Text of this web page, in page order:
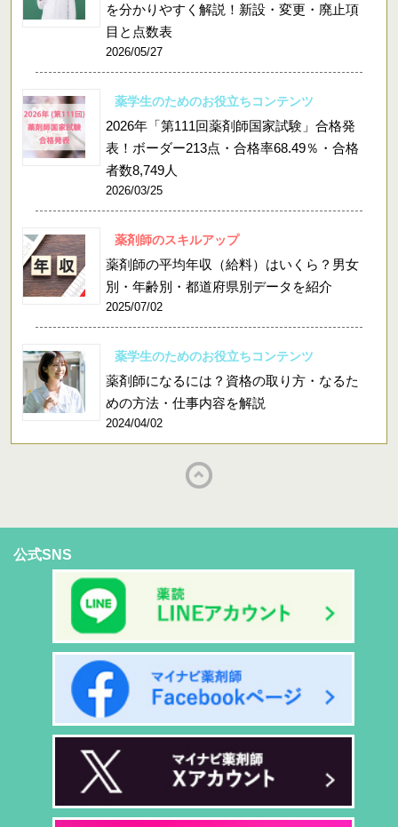
を分かりやすく解説！新設・変更・廃止項
目と点数表
2026/05/27
薬学生のためのお役立ちコンテンツ
2026年「第111回薬剤師国家試験」合格発
表！ボーダー213点・合格率68.49％・合格
者数8,749人
2026/03/25
薬剤師のスキルアップ
薬剤師の平均年収（給料）はいくら？男女
別・年齢別・都道府県別データを紹介
2025/07/02
薬学生のためのお役立ちコンテンツ
薬剤師になるには？資格の取り方・なるた
めの方法・仕事内容を解説
2024/04/02
公式SNS